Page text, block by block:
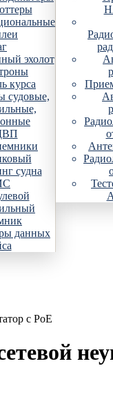
эхолот
курса
судовые,
судна
данных
с PoE